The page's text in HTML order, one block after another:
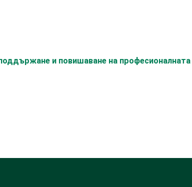
и повишаване на